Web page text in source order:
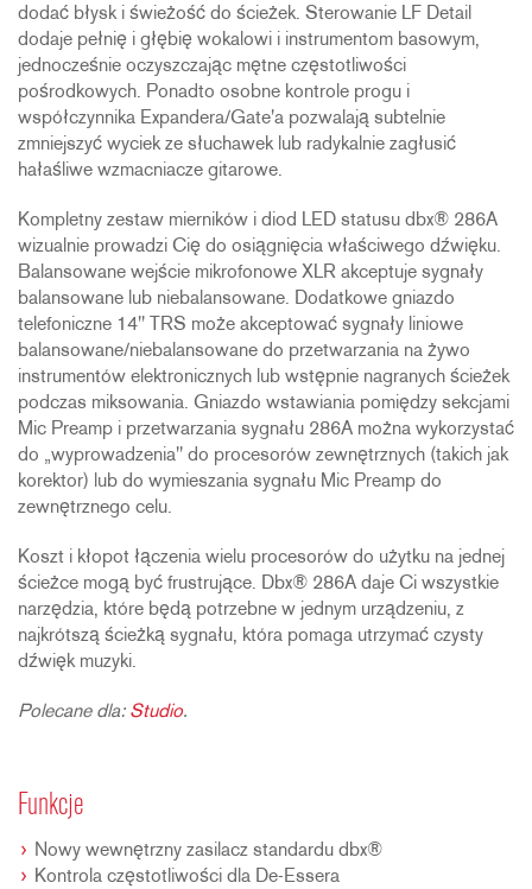
dodać błysk i świeżość do ścieżek. Sterowanie LF Detail
dodaje pełnię i głębię wokalowi i instrumentom basowym,
jednocześnie oczyszczając mętne częstotliwości
pośrodkowych. Ponadto osobne kontrole progu i
współczynnika Expandera/Gate'a pozwalają subtelnie
zmniejszyć wyciek ze słuchawek lub radykalnie zagłusić
hałaśliwe wzmacniacze gitarowe.
Kompletny zestaw mierników i diod LED statusu dbx® 286A
wizualnie prowadzi Cię do osiągnięcia właściwego dźwięku.
Balansowane wejście mikrofonowe XLR akceptuje sygnały
balansowane lub niebalansowane. Dodatkowe gniazdo
telefoniczne 14" TRS może akceptować sygnały liniowe
balansowane/niebalansowane do przetwarzania na żywo
instrumentów elektronicznych lub wstępnie nagranych ścieżek
podczas miksowania. Gniazdo wstawiania pomiędzy sekcjami
Mic Preamp i przetwarzania sygnału 286A można wykorzystać
do „wyprowadzenia" do procesorów zewnętrznych (takich jak
korektor) lub do wymieszania sygnału Mic Preamp do
zewnętrznego celu.
Koszt i kłopot łączenia wielu procesorów do użytku na jednej
ścieżce mogą być frustrujące. Dbx® 286A daje Ci wszystkie
narzędzia, które będą potrzebne w jednym urządzeniu, z
najkrótszą ścieżką sygnału, która pomaga utrzymać czysty
dźwięk muzyki.
Polecane dla: Studio.
Funkcje
Nowy wewnętrzny zasilacz standardu dbx®
Kontrola częstotliwości dla De-Essera